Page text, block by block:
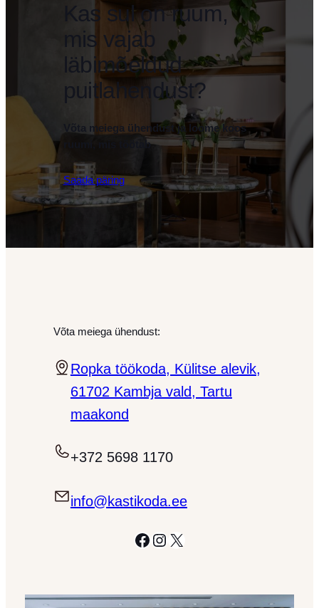
Kas sul on ruum,
mis vajab
läbimõeldud
puitlahendust?
Võta meiega ühendust ja loome koos
ruumi, mis töötab
Saada päring
Võta meiega ühendust:
Ropka töökoda, Külitse alevik,
61702 Kambja vald, Tartu
maakond
+372 5698 1170
info@kastikoda.ee
Facebook Instagram X